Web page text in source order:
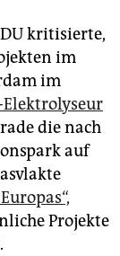
kritisierte,
im
im
die nach
auf
Projekte